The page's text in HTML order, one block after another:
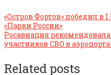
«Остров Фортов» победил в
«Парки России»
Росавиация
участников СВО в
Related posts